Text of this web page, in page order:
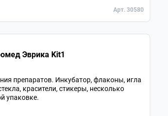
Арт. 30580
Эврика Kit1
препаратов. Инкубатор, флаконы, игла
красители, стикеры, несколько
упаковке.